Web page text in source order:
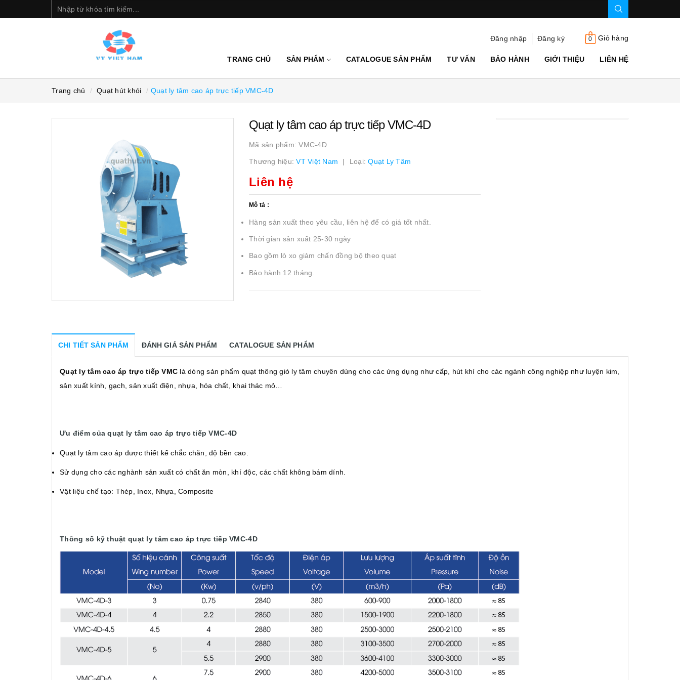
Đăng nhập Đăng ký 0 Giỏ hàng
TRANG CHỦ SẢN PHẨM CATALOGUE SẢN PHẨM TƯ VẤN BẢO HÀNH GIỚI THIỆU LIÊN HỆ
Trang chủ Quạt hút khói Quạt ly tâm cao áp trực tiếp VMC-4D
Quạt ly tâm cao áp trực tiếp VMC-4D
Mã sản phẩm:VMC-4D
Thương hiệu:VT Việt Nam Loại:Quạt Ly Tâm
Liên hệ
Mô tả :
Hàng sản xuất theo yêu cầu, liên hệ để có giá tốt nhất.
Thời gian sản xuất 25-30 ngày
Bao gồm lò xo giảm chấn đồng bộ theo quạt
Bảo hành 12 tháng.
CHI TIẾT SẢN PHẨM ĐÁNH GIÁ SẢN PHẨM CATALOGUE SẢN PHẨM
Quạt ly tâm cao áp trực tiếp VMC là dòng sản phẩm quạt thông gió ly tâm chuyên dùng cho các ứng dụng như cấp, hút khí cho các ngành công nghiệp như luyện kim,
sản xuất kính, gạch, sản xuất điện, nhựa, hóa chất, khai thác mỏ…
Ưu điểm của quạt ly tâm cao áp trực tiếp VMC-4D
Quạt ly tâm cao áp được thiết kế chắc chăn, độ bền cao.
Sử dụng cho các nghành sản xuất có chất ăn mòn, khí độc, các chất không bám dính.
Vật liệu chế tạo: Thép, Inox, Nhựa, Composite
Thông số kỹ thuật quạt ly tâm cao áp trực tiếp VMC-4D